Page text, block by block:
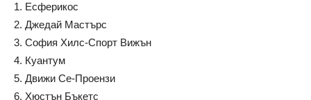
1. Есферикос
2. Джедай Мастърс
3. София Хилс-Спорт Вижън
4. Куантум
5. Движи Се-Проензи
6. Хюстън Бъкетс